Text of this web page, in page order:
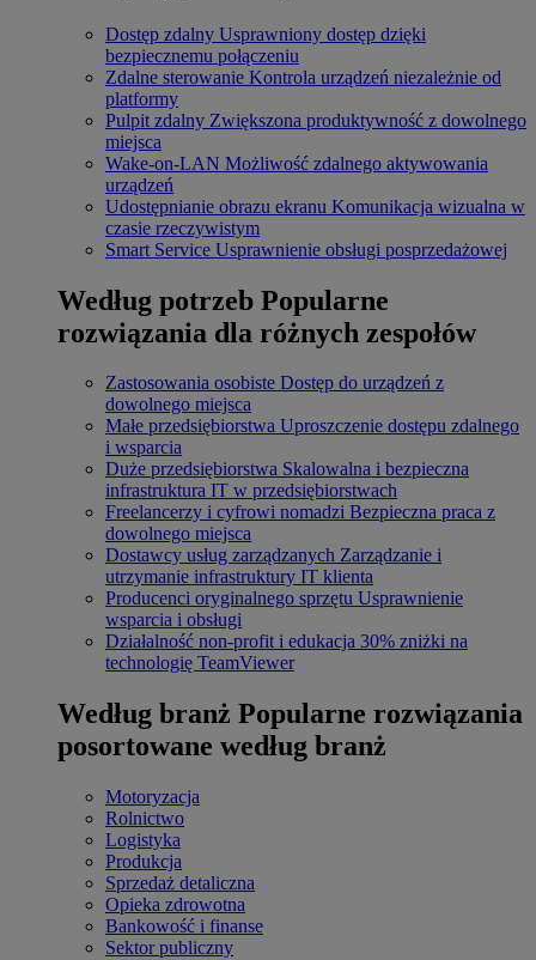
Dostęp zdalny Usprawniony dostęp dzięki
bezpiecznemu połączeniu
Zdalne sterowanie Kontrola urządzeń niezależnie od
platformy
Pulpit zdalny Zwiększona produktywność z dowolnego
miejsca
Wake-on-LAN Możliwość zdalnego aktywowania
urządzeń
Udostępnianie obrazu ekranu Komunikacja wizualna w
czasie rzeczywistym
Smart Service Usprawnienie obsługi posprzedażowej
Według potrzeb Popularne
rozwiązania dla różnych zespołów
Zastosowania osobiste Dostęp do urządzeń z
dowolnego miejsca
Małe przedsiębiorstwa Uproszczenie dostępu zdalnego
i wsparcia
Duże przedsiębiorstwa Skalowalna i bezpieczna
infrastruktura IT w przedsiębiorstwach
Freelancerzy i cyfrowi nomadzi Bezpieczna praca z
dowolnego miejsca
Dostawcy usług zarządzanych Zarządzanie i
utrzymanie infrastruktury IT klienta
Producenci oryginalnego sprzętu Usprawnienie
wsparcia i obsługi
Działalność non-profit i edukacja 30% zniżki na
technologię TeamViewer
Według branż Popularne rozwiązania
posortowane według branż
Motoryzacja
Rolnictwo
Logistyka
Produkcja
Sprzedaż detaliczna
Opieka zdrowotna
Bankowość i finanse
Sektor publiczny